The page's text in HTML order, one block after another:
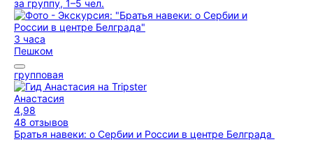
за группу, 1–5 чел.
3 часа
Пешком
групповая
Анастасия
4,98
48 отзывов
Братья навеки: о Сербии и России в центре Белграда